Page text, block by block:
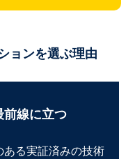
ョンを選ぶ理由
前線に立つ
る実証済みの技術